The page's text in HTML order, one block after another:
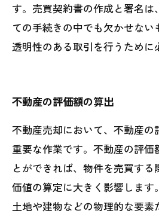
す。売買契約書の作成と署名は
ての手続きの中でも欠かせない
透明性のある取引を行うために
不動産の評価額の算出
不動産売却において、不動産の
重要な作業です。不動産の評価
とができれば、物件を売買す
価値の算定に大きく影響します
土地や建物などの物理的な要素